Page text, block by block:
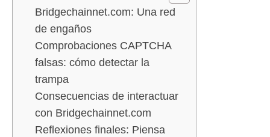
Bridgechainnet.com: Una red
de engaños
Comprobaciones CAPTCHA
falsas: cómo detectar la
trampa
Consecuencias de interactuar
con Bridgechainnet.com
Reflexiones finales: Piensa